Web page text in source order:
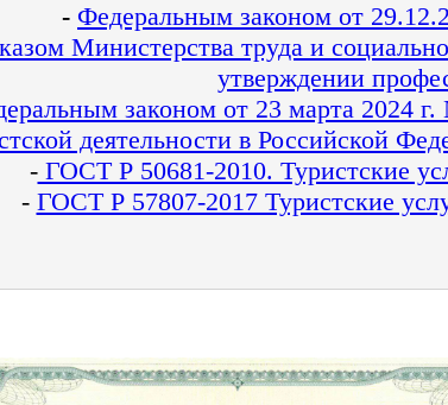
- Федеральным законом от
Министерства труда и
утверждении
законом от 23 марта 2024
деятельности в Российской
-ГОСТ Р 50681-2010. Туристские
- ГОСТ Р 57807-2017 Туристские